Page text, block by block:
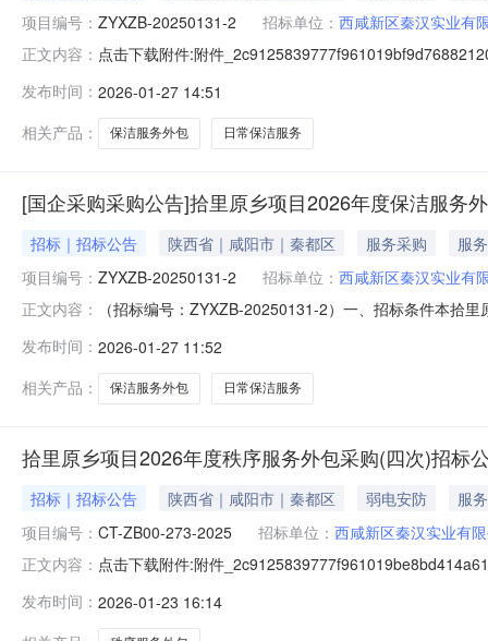
项目编号： ZYXZB-20250131-2 招标单位： 西咸新区秦汉实业有
正文内容： 点击下载附件:附件
发布时间： 2026-01-27 14:51
相关产品：
保洁服务外包 日常保洁服务
[国企采购采购公告]拾里原乡项目2026年度保洁服务
招标｜招标公告 陕西省｜咸阳市｜秦都区 服务采购
服务
项目编号： ZYXZB-20250131-2 招标单位： 西咸新区秦汉实业有
正文内容：
（招标编号：ZYXZB-20250131-2）一、招标条件本拾
日常保洁服务。服务期限为1年，岗位人员及职责详见采
三、供应
发布时间： 2026-01-27 11:52
相关产品：
保洁服务外包 日常保洁服务
拾里原乡项目2026年度秩序服务外包采购(四次)招标
招标｜招标公告 陕西省｜咸阳市｜秦都区 弱电安防
服务
项目编号： CT-ZB00-273-2025 招标单位： 西咸新区秦汉实业有
正文内容： 点击下载附件:附件
发布时间： 2026-01-23 16:14